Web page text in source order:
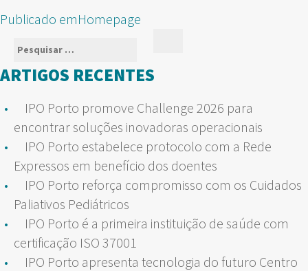
NAVEGAÇÃO
ARTIGOS
Publicado emHomepage
Pesquisar
por:
ARTIGOS RECENTES
IPO Porto promove Challenge 2026 para
encontrar soluções inovadoras operacionais
IPO Porto estabelece protocolo com a Rede
Expressos em benefício dos doentes
IPO Porto reforça compromisso com os Cuidados
Paliativos Pediátricos
IPO Porto é a primeira instituição de saúde com
certificação ISO 37001
IPO Porto apresenta tecnologia do futuro Centro